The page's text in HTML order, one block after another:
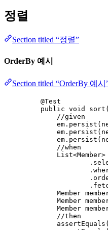
정렬
Section titled “정렬”
OrderBy 예시
Section titled “OrderBy 예시
@Test
public void sort
//given
em . persist (
em . persist (
em . persist (
//when
List<Member>
.
.
.
.
Member
Member
Member
//then
assertEquals (